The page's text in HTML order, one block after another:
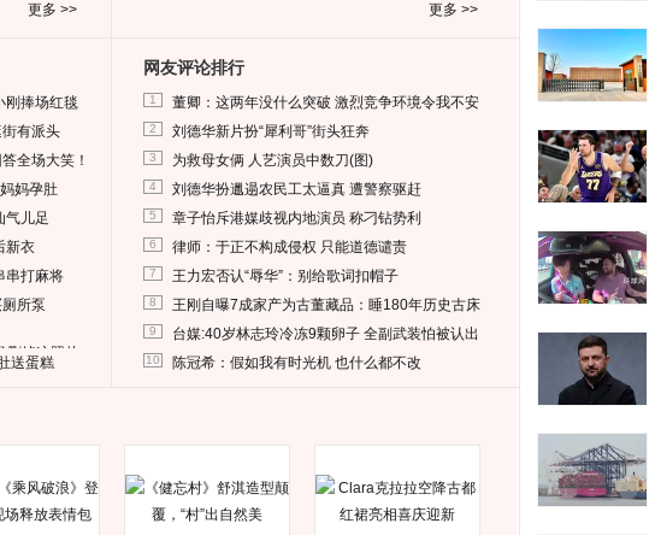
更多 >>
更多 >>
刚捧场红毯
有派头
全场大笑！
妈孕肚
气儿足
新衣
串打麻将
所泵
掉这照片
送蛋糕
网友评论排行
1 董卿：这两年没什么突破 激烈竞争环境令我不安
2 刘德华新片扮“犀利哥”街头狂奔
3 为救母女俩 人艺演员中数刀(图)
4 刘德华扮邋遢农民工太逼真 遭警察驱赶
5 章子怡斥港媒歧视内地演员 称刁钻势利
6 律师：于正不构成侵权 只能道德谴责
7 王力宏否认“辱华”：别给歌词扣帽子
8 王刚自曝7成家产为古董藏品：睡180年历史古床
9 台媒:40岁林志玲冷冻9颗卵子 全副武装怕被认出
10 陈冠希：假如我有时光机 也什么都不改